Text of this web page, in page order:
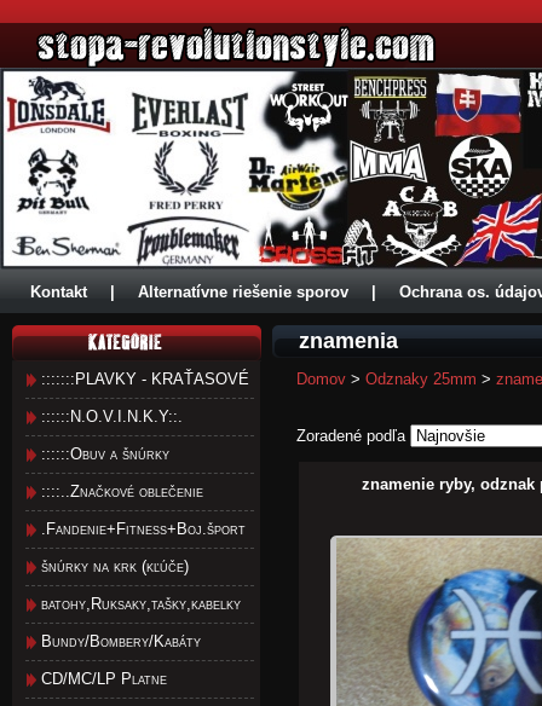
Kontakt Alternatívne riešenie sporov Ochrana os.
:::::::PLAVKY - KRAŤASOVÉ
::::::N.O.V.I.N.K.Y::.
::::::Obuv a šnúrky
::::..Značkové oblečenie
.Fandenie+Fitness+Boj.šport
šnúrky na krk (kľúče)
batohy,Ruksaky,tašky,kabelky
Bundy/Bombery/Kabáty
CD/MC/LP Platne
znamenia
Domov > Odznaky 25mm >
Zoradené podľa
znamenie ryby, odznak